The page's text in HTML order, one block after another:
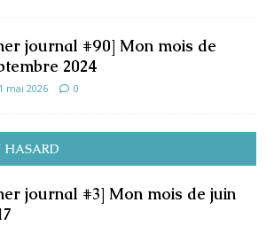
journal #90] Mon mois de
2024
mai 2026 0
HASARD
journal #3] Mon mois de juin